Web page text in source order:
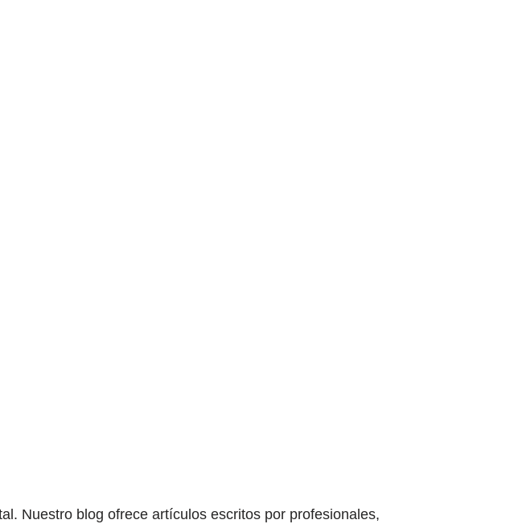
Nuestro blog ofrece artículos escritos por profesionales,